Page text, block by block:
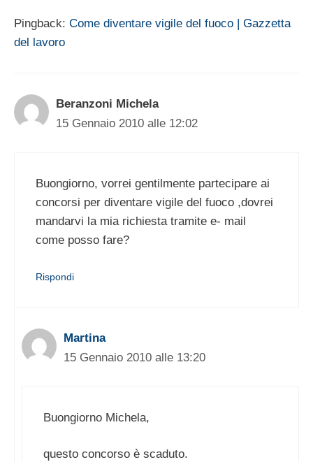
Pingback: Come diventare vigile del fuoco | Gazzetta
del lavoro
Beranzoni Michela
15 Gennaio 2010 alle 12:02
Buongiorno, vorrei gentilmente partecipare ai
concorsi per diventare vigile del fuoco ,dovrei
mandarvi la mia richiesta tramite e- mail
come posso fare?
Rispondi
Martina
15 Gennaio 2010 alle 13:20
Buongiorno Michela,
questo concorso è scaduto.